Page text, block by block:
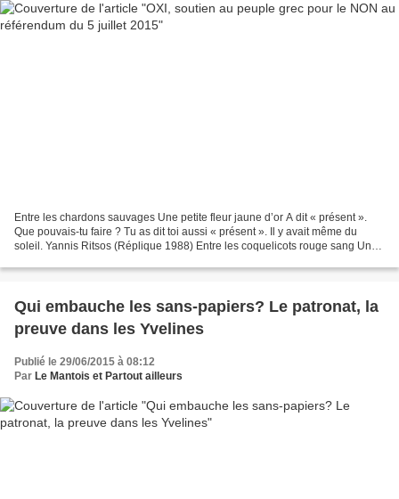
Entre les chardons sauvages Une petite fleur jaune d’or A dit « présent ».
Que pouvais-tu faire ? Tu as dit toi aussi « présent ». Il y avait même du
soleil. Yannis Ritsos (Réplique 1988) Entre les coquelicots rouge sang Une
Qui embauche les sans-papiers? Le patronat, la
preuve dans les Yvelines
Publié le 29/06/2015 à 08:12
Par Le Mantois et Partout ailleurs